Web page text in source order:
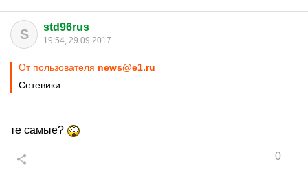
S std96rus
19:54, 29.09.2017
От пользователя news@e1.ru
Сетевики
те самые?
0